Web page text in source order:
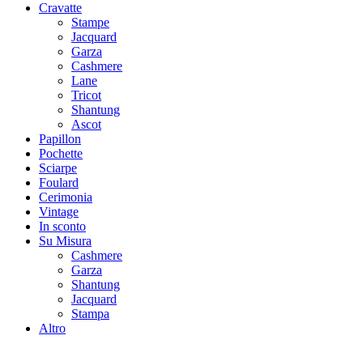
Cravatte
Stampe
Jacquard
Garza
Cashmere
Lane
Tricot
Shantung
Ascot
Papillon
Pochette
Sciarpe
Foulard
Cerimonia
Vintage
In sconto
Su Misura
Cashmere
Garza
Shantung
Jacquard
Stampa
Altro